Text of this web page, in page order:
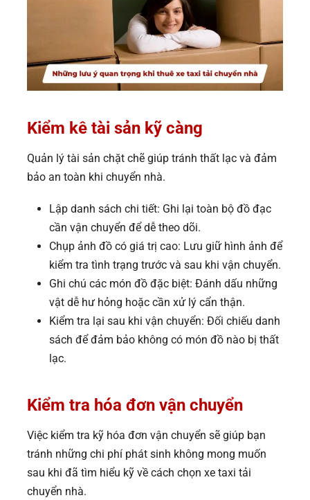
Kiểm kê tài sản kỹ càng
Quản lý tài sản chặt chẽ giúp tránh thất lạc và đảm
bảo an toàn khi chuyển nhà.
Lập danh sách chi tiết: Ghi lại toàn bộ đồ đạc
cần vận chuyển để dễ theo dõi.
Chụp ảnh đồ có giá trị cao: Lưu giữ hình ảnh để
kiểm tra tình trạng trước và sau khi vận chuyển.
Ghi chú các món đồ đặc biệt: Đánh dấu những
vật dễ hư hỏng hoặc cần xử lý cẩn thận.
Kiểm tra lại sau khi vận chuyển: Đối chiếu danh
sách để đảm bảo không có món đồ nào bị thất
lạc.
Kiểm tra hóa đơn vận chuyển
Việc kiểm tra kỹ hóa đơn vận chuyển sẽ giúp bạn
tránh những chi phí phát sinh không mong muốn
sau khi đã tìm hiểu kỹ về cách chọn xe taxi tải
chuyển nhà.